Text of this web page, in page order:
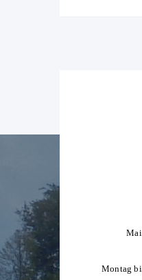
Montag